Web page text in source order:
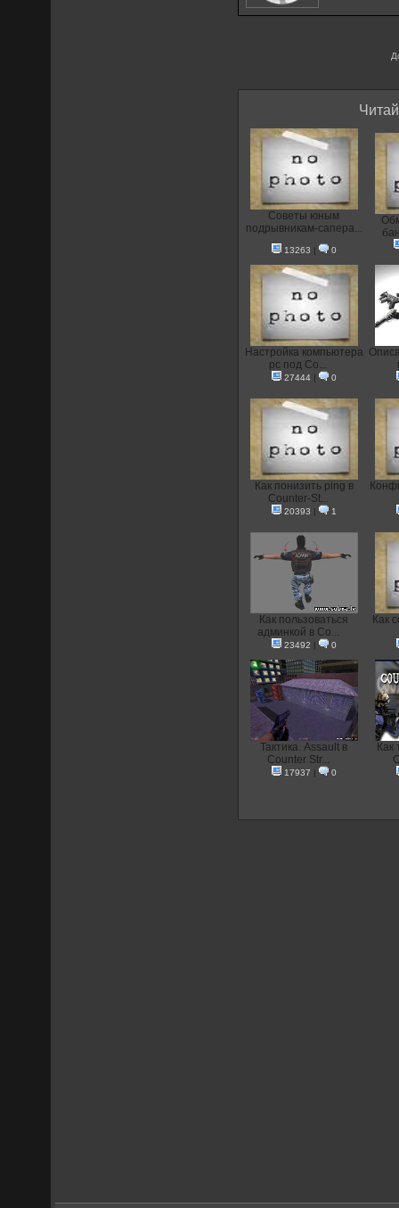
Советы юным
подрывникам-сапера...
13263 | 0
Настройка компьютера
pc под Co...
27444| 0
Как понизить ping в
Counter-St...
20393 | 1
Как пользоваться
админкой в Co...
23492 | 0
Как
Тактика. Assault в
Counter Str...
17937 | 0
Как